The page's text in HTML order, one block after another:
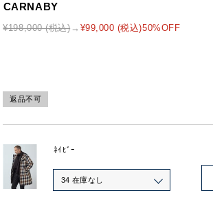
CARNABY
¥198,000 (税込) ¥99,000 (税込)50%OFF
返品不可
ﾈｲﾋﾞｰ
34 在庫なし